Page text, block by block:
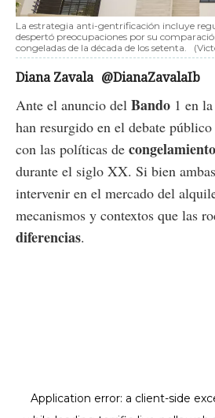
La estrategia anti-gentrificación incluye
despertó preocupaciones por su
congeladas de la década de los setenta.
Diana Zavala @DianaZavalaIb
Ante el anuncio del Bando 1 en
han resurgido en el debate
con las políticas de
durante el siglo XX. Si bien
intervenir en el mercado del
mecanismos y contextos que las
diferencias.